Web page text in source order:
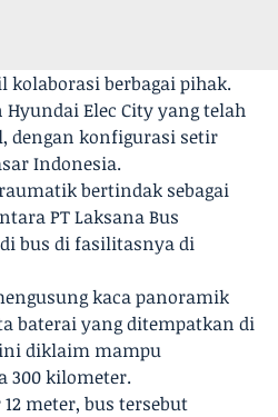
berbagai pihak.
Elec City yang telah
dengan konfigurasi setir
Indonesia.
bertindak sebagai
PT Laksana Bus
bus di fasilitasnya di
kaca panoramik
baterai yang ditempatkan di
diklaim mampu
300 kilometer.
meter, bus tersebut